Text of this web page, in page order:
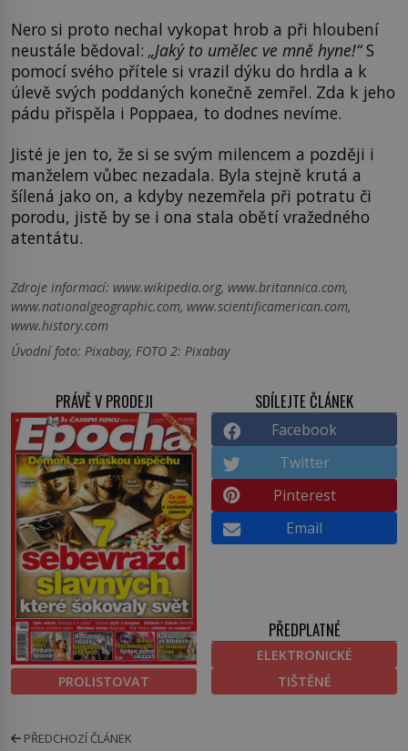
Nero si proto nechal vykopat hrob a při hloubení
neustále bědoval: „Jaký to umělec ve mně hyne!“S
pomocí svého přítele si vrazil dýku do hrdla a k
úlevě svých poddaných konečně zemřel. Zda k jeho
pádu přispěla i Poppaea, to dodnes nevíme.
Jisté je jen to, že si se svým milencem a později i
manželem vůbec nezadala. Byla stejně krutá a
šílená jako on, a kdyby nezemřela při potratu či
porodu, jistě by se i ona stala obětí vražedného
atentátu.
Zdroje informací: www.wikipedia.org, www.britannica.com,
www.nationalgeographic.com, www.scientificamerican.com,
www.history.com
Úvodní foto: Pixabay, FOTO 2: Pixabay
PRÁVĚ V PRODEJI
PROLISTOVAT
SDÍLEJTE ČLÁNEK
Facebook
Twitter
Pinterest
Email
PŘEDPLATNÉ
ELEKTRONICKÉ
TIŠTĚNÉ
PŘEDCHOZÍ ČLÁNEK